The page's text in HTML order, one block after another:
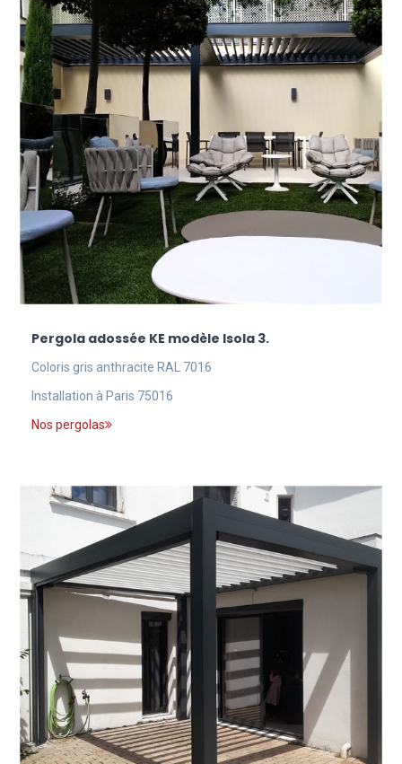
Pergola adossée KE modèle Isola 3.
Coloris gris anthracite RAL 7016
Installation à Paris 75016
Nos pergolas